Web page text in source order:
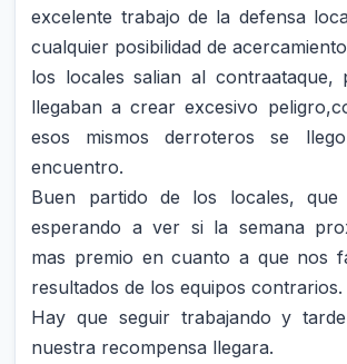
excelente trabajo de la defensa
cualquier posibilidad de
los locales salian al contraataque,
llegaban a crear excesivo
esos mismos derroteros se
encuentro.
Buen partido de los locales, que
esperando a ver si la semana
mas premio en cuanto a que nos
resultados de los equipos contrarios.
Hay que seguir trabajando y
nuestra recompensa llegara.